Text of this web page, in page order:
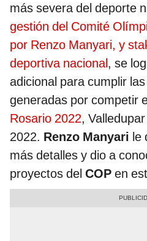
más severa del deporte
gestión del Comité
por Renzo Manyari, y
deportiva nacional, se
adicional para cumplir
generadas por competir
Rosario 2022,
2022. Renzo Manyari le
más detalles y dio a
proyectos del COP en